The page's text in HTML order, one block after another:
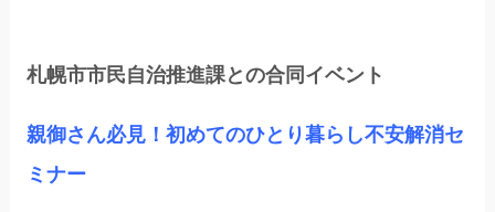
札幌市市民自治推進課との合同イベント
親御さん必見！初めてのひとり暮らし不安解消セ
ミナー